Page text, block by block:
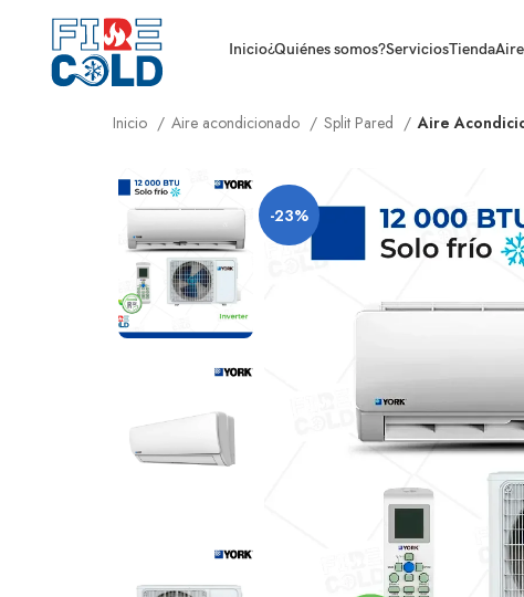
Inicio¿Quiénes somos?ServiciosTienda
Inicio Aire acondicionado Split Pared Aire
-23%